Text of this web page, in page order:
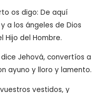
os digo: De aquí
a los ángeles de Dios
Hijo del Hombre.
Jehová, convertíos a
ayuno y lloro y lamento.
vestidos, y